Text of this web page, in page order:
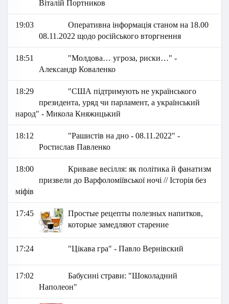
Віталій Портников
19:03
Оперативна інформація станом на 18.00
08.11.2022 щодо російського вторгнення
18:51
"Молдова… угроза, риски…" -
Александр Коваленко
18:29
"США підтримують не українського
президента, уряд чи парламент, а український
народ" - Микола Княжицький
18:12
"Рашистів на дно - 08.11.2022" -
Ростислав Павленко
18:00
Криваве весілля: як політика й фанатизм
призвели до Варфоломіївської ночі // Історія без
міфів
17:45
Простые рецепты полезных напитков,
которые замедляют старение
17:24 "Цікава гра" - Павло Вернівский
17:02
Бабусині страви: "Шоколадний
Наполеон"